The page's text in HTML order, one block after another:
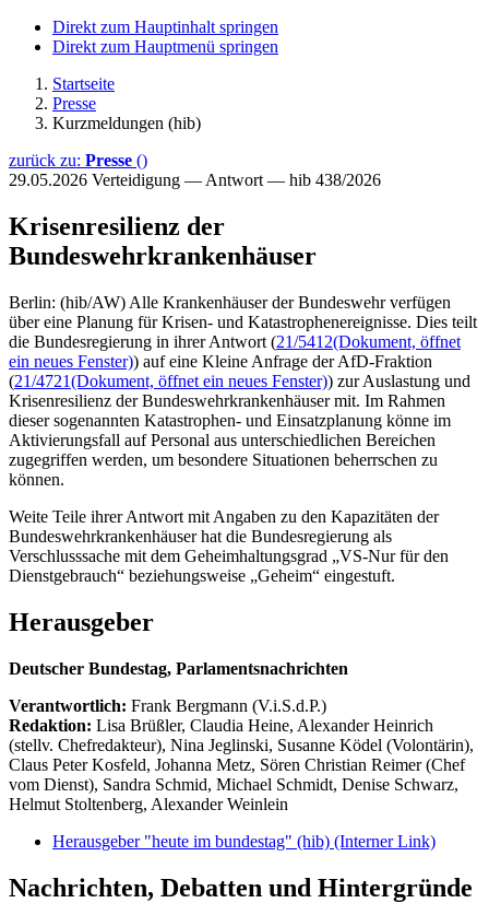
Direkt zum Hauptinhalt springen
Direkt zum Hauptmenü springen
Startseite
Presse
Kurzmeldungen (hib)
zurück zu: Presse ()
29.05.2026 Verteidigung — Antwort — hib 438/2026
Krisenresilienz der
Bundeswehrkrankenhäuser
Berlin: (hib/AW) Alle Krankenhäuser der Bundeswehr verfügen
über eine Planung für Krisen- und Katastrophenereignisse. Dies teilt
die Bundesregierung in ihrer Antwort (21/5412(Dokument, öffnet
ein neues Fenster)) auf eine Kleine Anfrage der AfD-Fraktion
(21/4721(Dokument, öffnet ein neues Fenster)) zur Auslastung und
Krisenresilienz der Bundeswehrkrankenhäuser mit. Im Rahmen
dieser sogenannten Katastrophen- und Einsatzplanung könne im
Aktivierungsfall auf Personal aus unterschiedlichen Bereichen
zugegriffen werden, um besondere Situationen beherrschen zu
können.
Weite Teile ihrer Antwort mit Angaben zu den Kapazitäten der
Bundeswehrkrankenhäuser hat die Bundesregierung als
Verschlusssache mit dem Geheimhaltungsgrad „VS-Nur für den
Dienstgebrauch“ beziehungsweise „Geheim“ eingestuft.
Herausgeber
Deutscher Bundestag, Parlamentsnachrichten
Verantwortlich: Frank Bergmann (V.i.S.d.P.)
Redaktion: Lisa Brüßler, Claudia Heine, Alexander Heinrich
(stellv. Chefredakteur), Nina Jeglinski, Susanne Ködel (Volontärin),
Claus Peter Kosfeld, Johanna Metz, Sören Christian Reimer (Chef
vom Dienst), Sandra Schmid, Michael Schmidt, Denise Schwarz,
Helmut Stoltenberg, Alexander Weinlein
Herausgeber "heute im bundestag" (hib) (Interner Link)
Nachrichten, Debatten und Hintergründe